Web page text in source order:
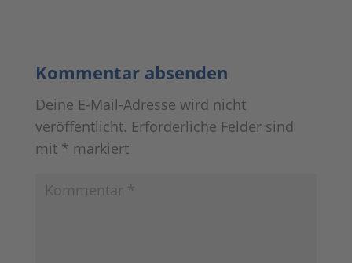
Kommentar absenden
Deine E-Mail-Adresse wird nicht
veröffentlicht. Erforderliche Felder sind
mit * markiert